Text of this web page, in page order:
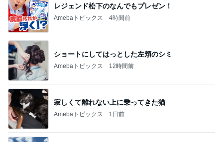
レジェンド松下のなんでもプレゼン！
Amebaトピックス 4時間前
ショートにしてはっとした左頬のシミ
Amebaトピックス 12時間前
寂しくて離れない上に乗ってきた猫
Amebaトピックス 1日前